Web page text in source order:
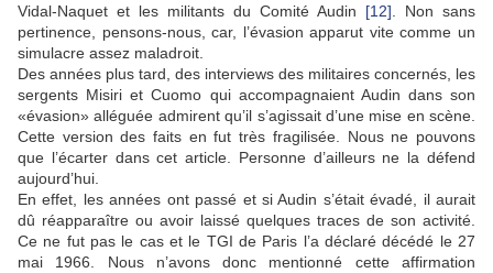
Vidal-Naquet et les militants du Comité Audin [12] . Non sans
pertinence, pensons-nous, car, l’évasion apparut vite comme un
simulacre assez maladroit.
Des années plus tard, des interviews des militaires concernés, les
sergents Misiri et Cuomo qui accompagnaient Audin dans son
«évasion» alléguée admirent qu’il s’agissait d’une mise en scène.
Cette version des faits en fut très fragilisée. Nous ne pouvons
que l’écarter dans cet article. Personne d’ailleurs ne la défend
aujourd’hui.
En effet, les années ont passé et si Audin s’était évadé, il aurait
dû réapparaître ou avoir laissé quelques traces de son activité.
Ce ne fut pas le cas et le TGI de Paris l’a déclaré décédé le 27
mai 1966. Nous n’avons donc mentionné cette affirmation